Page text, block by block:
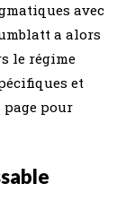
avec
a alors
le régime
et
pour